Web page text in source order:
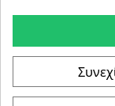
Συμφωνώ με